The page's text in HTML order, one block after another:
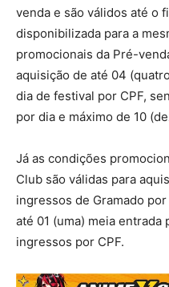
venda e são válidos até o
disponibilizada para a
promocionais da Pré-
aquisição de até 04
dia de festival por CPF,
por dia e máximo de 10
Já as condições
Club são válidas para
ingressos de Gramado
até 01 (uma) meia entrada
ingressos por CPF.